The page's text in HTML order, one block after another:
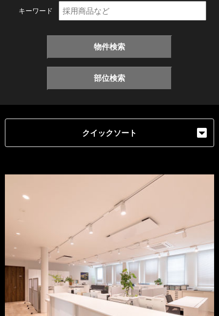
キーワード
物件検索
部位検索
クイックソート